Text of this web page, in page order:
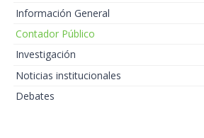
Información General
Contador Público
Investigación
Noticias institucionales
Debates